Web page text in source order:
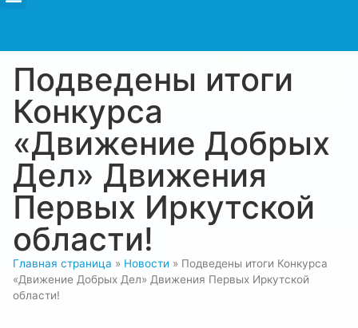
Подведены итоги
Конкурса
«Движение Добрых
Дел» Движения
Первых Иркутской
области!
Главная страница » Новости » Подведены итоги Конкурса
«Движение Добрых Дел» Движения Первых Иркутской
области!